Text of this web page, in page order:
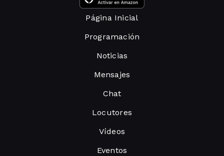
Página Inicial
Programación
Noticias
Mensajes
Chat
Locutores
Vídeos
Eventos